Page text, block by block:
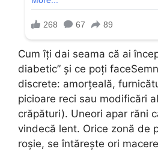
Cum îți dai seama că ai
diabetic” și ce poți
discrete: amorțeală,
picioare reci sau modificări
crăpături). Uneori apar răni
vindecă lent. Orice zonă de
roșie, se întărește ori